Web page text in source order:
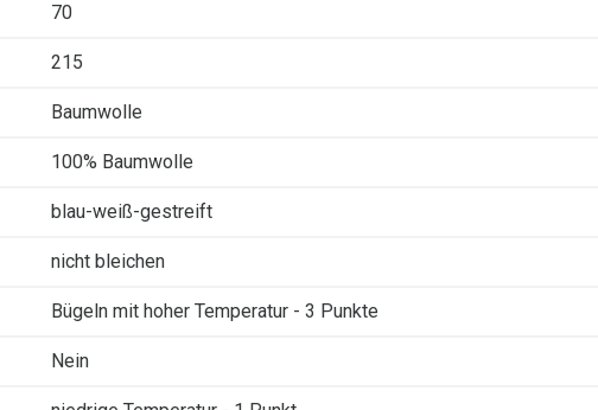
70
215
Baumwolle
100% Baumwolle
blau-weiß-gestreift
nicht bleichen
Bügeln mit hoher Temperatur - 3 Punkte
Nein